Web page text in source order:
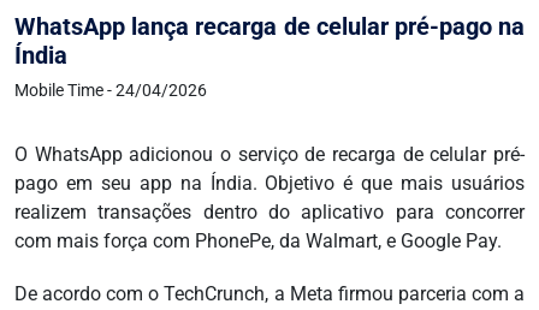
WhatsApp lança recarga de celular pré-pago na
Índia
Mobile Time - 24/04/2026
O WhatsApp adicionou o serviço de recarga de celular pré-
pago em seu app na Índia. Objetivo é que mais usuários
realizem transações dentro do aplicativo para concorrer
com mais força com PhonePe, da Walmart, e Google Pay.
De acordo com o TechCrunch, a Meta firmou parceria com a